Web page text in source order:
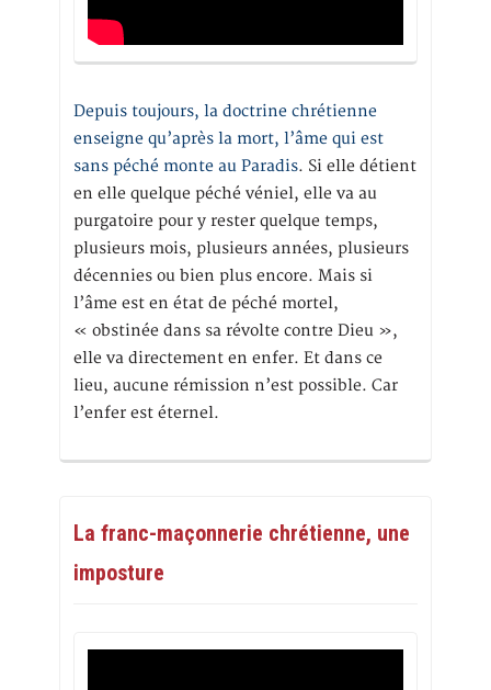
Depuis toujours, la doctrine chrétienne
enseigne qu’après la mort, l’âme qui est
sans péché monte au Paradis. Si elle détient
en elle quelque péché véniel, elle va au
purgatoire pour y rester quelque temps,
plusieurs mois, plusieurs années, plusieurs
décennies ou bien plus encore. Mais si
l’âme est en état de péché mortel,
« obstinée dans sa révolte contre Dieu »,
elle va directement en enfer. Et dans ce
lieu, aucune rémission n’est possible. Car
l’enfer est éternel.
La franc-maçonnerie chrétienne, une
imposture